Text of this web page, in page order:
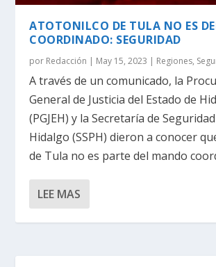
ATOTONILCO DE TULA NO ES
COORDINADO: SEGURIDAD
por Redacción | May 15, 2023 | Regiones,
A través de un comunicado, la
General de Justicia del Estado de
(PGJEH) y la Secretaría de
Hidalgo (SSPH) dieron a conocer
de Tula no es parte del mando
LEE MAS